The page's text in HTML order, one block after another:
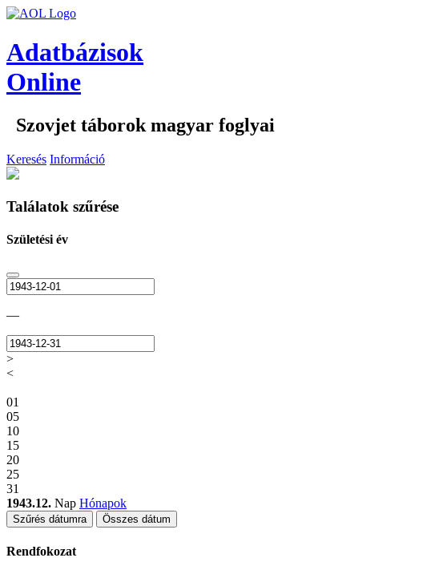
Adatbázisok
Online
Szovjet táborok magyar foglyai
Keresés Információ
Találatok szűrése
Születési év
—
>
<
01
05
10
15
20
25
31
1943.12. Nap Hónapok
Szűrés dátumra Összes dátum
Rendfokozat